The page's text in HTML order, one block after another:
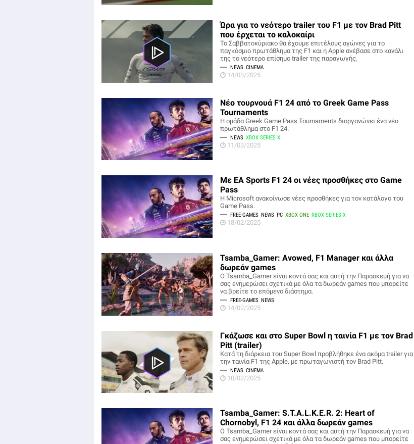
Ώρα για το νεότερο trailer του F1 με τον Brad Pitt
που έρχεται το καλοκαίρι
Το Σαββατοκύριακο θα έχουμε επιτέλους αγώνες για το
παγκόσμιο πρωτάθλημα της F1 και η Apple ανέβασε στο κανάλι
της το νεότερο επίσημο trailer της παραγωγής.
NEWS CINEMA
14/03/2025
Νέο τουρνουά F1 24 από το Greek Game Pass
Tournaments
Η ομάδα Greek Game Pass Tournaments διοργανώνει ένα νέο
πρωτάθλημα στο F1 24.
NEWS XBOX SERIES X
11/03/2025
Με EA Sports F1 24 οι νέες προσθήκες στο Game
Pass
Η Microsoft ανακοίνωσε νέες προσθήκες για τον κατάλογο του
Game Pass.
FREE-GAMES NEWS PC XBOX ONE XBOX SERIES X
18/02/2025
Tsamba_Gamer: Avowed, F1 Manager και άλλα
δωρεάν games
O Tsamba_Gamer είναι κοντά σας και αυτή την Παρασκευή για να
σας ενημερώσει σχετικά με όλα τα δωρεάν games που μπορείτε
να βρείτε το επόμενο διάστημα.
FREE-GAMES NEWS
14/02/2025
Γκάζωσε και στο Super Bowl η ταινία F1 με τον Brad
Pitt (trailer)
Κατά τη διάρκεια του Super Bowl προβλήθηκε ένα ακόμα trailer για
την ταινία F1 της Apple, με πρωταγωνιστή τον Brad Pitt.
NEWS CINEMA
10/02/2025
Tsamba_Gamer: S.T.A.L.K.E.R. 2: Heart of
Chornobyl, F1 24 και άλλα δωρεάν games
O Tsamba_Gamer είναι κοντά σας και αυτή την Παρασκευή για να
σας ενημερώσει σχετικά με όλα τα δωρεάν games που μπορείτε